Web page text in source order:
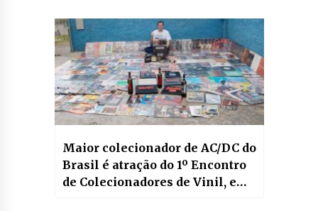
Maior colecionador de AC/DC do
Brasil é atração do 1º Encontro
de Colecionadores de Vinil, em